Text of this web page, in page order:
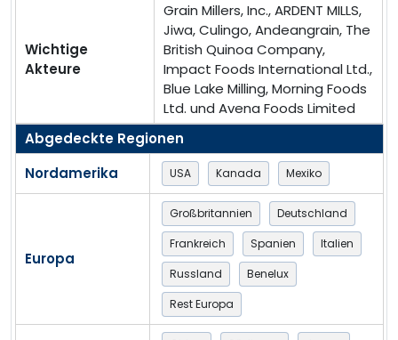
Wichtige
Akteure
Grain Millers, Inc., ARDENT MILLS,
Jiwa, Culingo, Andeangrain, The
British Quinoa Company,
Impact Foods International Ltd.,
Blue Lake Milling, Morning Foods
Ltd. und Avena Foods Limited
Abgedeckte Regionen
Nordamerika
USA Kanada Mexiko
Europa
Großbritannien
Deutschland
Frankreich
Spanien
Italien
Russland
Benelux
Rest Europa